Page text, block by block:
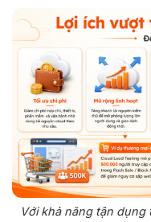
Với khả năng tận